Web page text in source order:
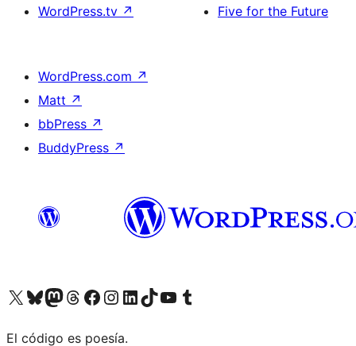
WordPress.tv ↗
Five for the Future
WordPress.com ↗
Matt ↗
bbPress ↗
BuddyPress ↗
Visit our X (formerly Twitter) account
Visit our Bluesky account
Visit our Mastodon account
Visit our Threads account
Visit our Facebook page
Visit our Instagram account
Visit our LinkedIn account
Visit our TikTok account
Visit our YouTube channel
Visit our Tumblr account
El código es poesía.